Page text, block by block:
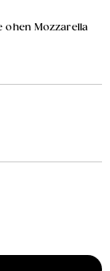
ohen Mozzarella